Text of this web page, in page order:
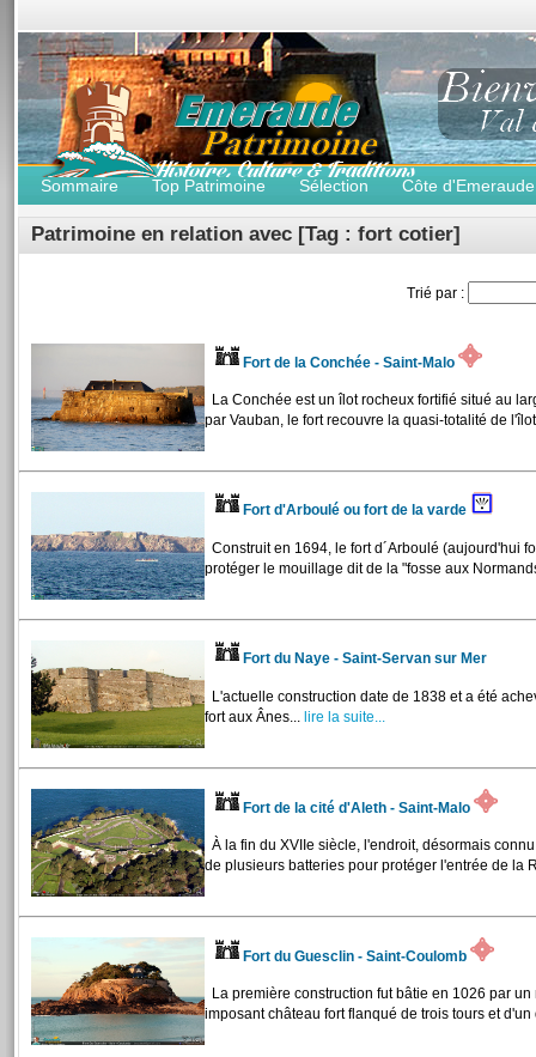
Sommaire Top Patrimoine Sélection Côte d'Emeraude
Patrimoine en relation avec [Tag : fort cotier]
Trié par :
Fort de la Conchée - Saint-Malo
La Conchée est un îlot rocheux fortifié situé au
par Vauban, le fort recouvre la quasi-totalité de
Fort d'Arboulé ou fort de la varde
Construit en 1694, le fort d´Arboulé (aujourd'hui
protéger le mouillage dit de la "fosse aux
Fort du Naye - Saint-Servan sur Mer
L'actuelle construction date de 1838 et a été
fort aux Ânes... lire la suite...
Fort de la cité d'Aleth - Saint-Malo
À la fin du XVIIe siècle, l'endroit, désormais
de plusieurs batteries pour protéger l'entrée de la
Fort du Guesclin - Saint-Coulomb
La première construction fut bâtie en 1026 par
imposant château fort flanqué de trois tours et d'un